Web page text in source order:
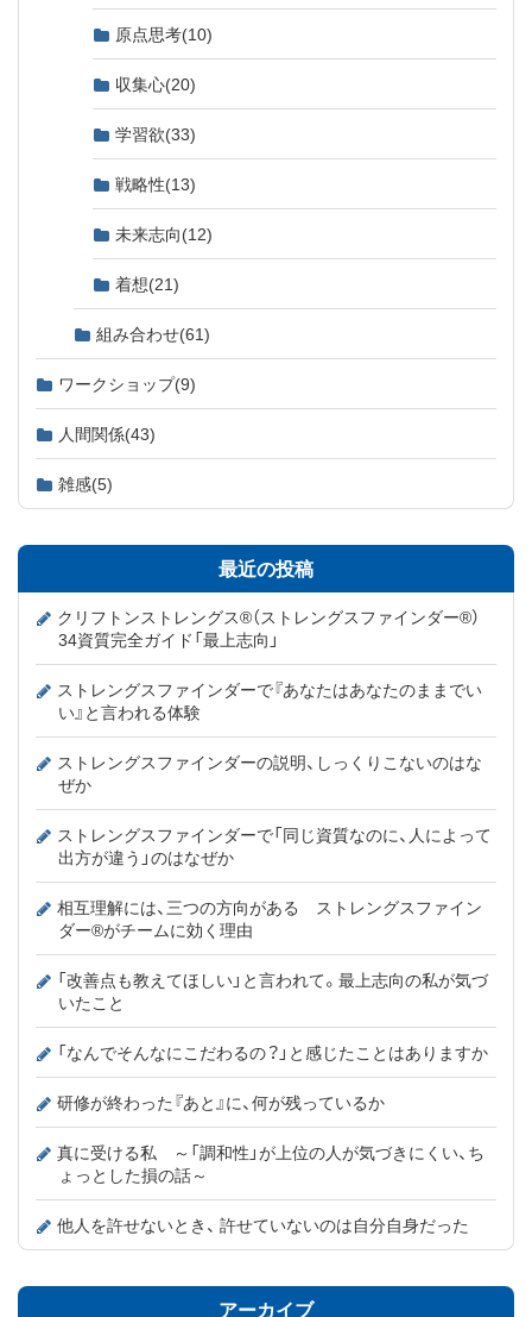
原点思考(10)
収集心(20)
学習欲(33)
戦略性(13)
未来志向(12)
着想(21)
組み合わせ(61)
ワークショップ(9)
人間関係(43)
雑感(5)
最近の投稿
クリフトンストレングス®（ストレングスファインダー®）
34資質完全ガイド「最上志向」
ストレングスファインダーで『あなたはあなたのままでい
い』と言われる体験
ストレングスファインダーの説明、しっくりこないのはな
ぜか
ストレングスファインダーで「同じ資質なのに、人によって
出方が違う」のはなぜか
相互理解には、三つの方向がある ストレングスファイン
ダー®がチームに効く理由
「改善点も教えてほしい」と言われて。最上志向の私が気づ
いたこと
「なんでそんなにこだわるの？」と感じたことはありますか
研修が終わった『あと』に、何が残っているか
真に受ける私 ～「調和性」が上位の人が気づきにくい、ち
ょっとした損の話～
他人を許せないとき、 許せていないのは自分自身だった
アーカイブ